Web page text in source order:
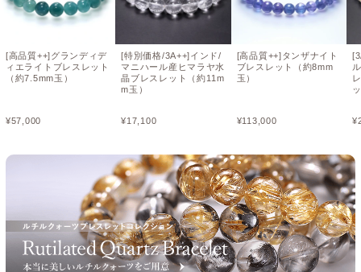
[高品質++]グランディデ
ィエライトブレスレット
（約7.5mm玉）
¥57,000
[特別価格/3A++]インド/
マニハール産ヒマラヤ水
晶ブレスレット（約11m
m玉）
¥17,100
[高品質++]タンザナイト
ブレスレット（約8mm
玉）
¥113,000 ¥